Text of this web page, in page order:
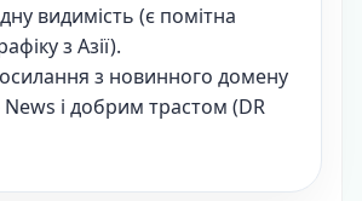
видимість (є помітна
з Азії).
з новинного домену
і добрим трастом (DR